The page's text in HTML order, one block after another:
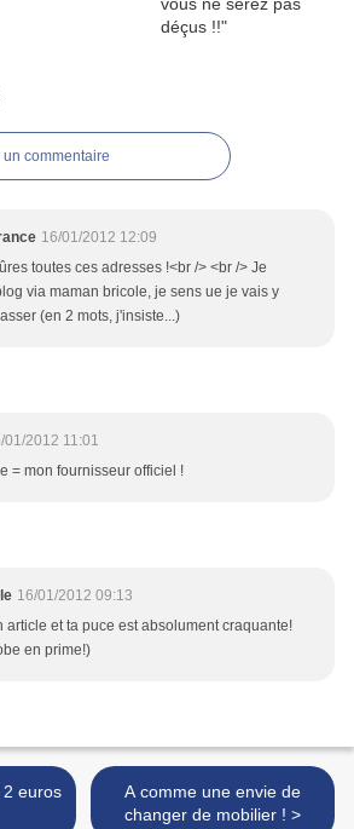
un commentaire
16/01/2012 12:09
toutes ces adresses !<br /> <br /> Je
via maman bricole, je sens ue je vais y
(en 2 mots, j'insiste...)
01/2012 11:01
= mon fournisseur officiel !
16/01/2012 09:13
article et ta puce est absolument craquante!
en prime!)
A comme une envie de
changer de mobilier ! >